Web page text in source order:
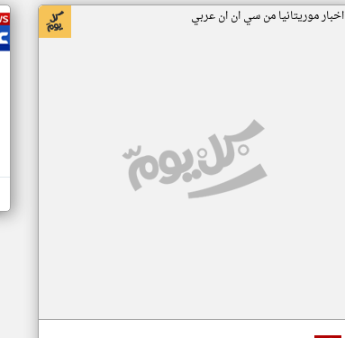
اخبار موريتانيا من سي ان ان عربي